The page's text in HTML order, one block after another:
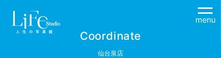
menu
Coordinate
仙台泉店